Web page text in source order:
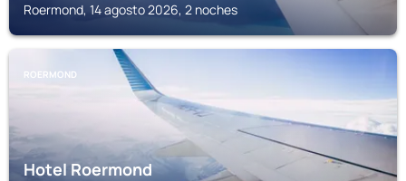
Roermond, 14 agosto 2026, 2 noches
ROERMOND
Hotel Roermond